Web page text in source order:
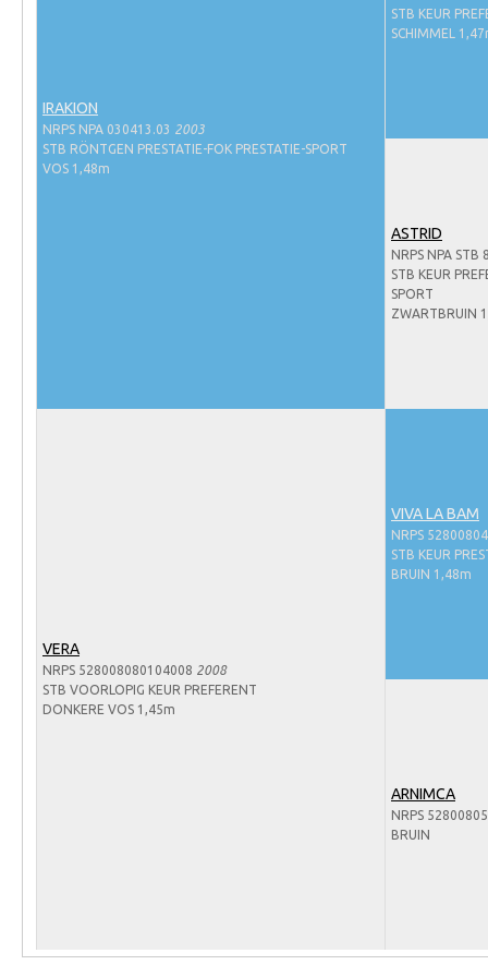
Regionale Keuringen
Informatie aan je paard of pony toevoegen
Onze fokkerij
IRAKION
NRPS NPA 030413.03 2003
STB RÖNTGEN PRESTATIE-FOK PRESTATIE-SPORT
VOS 1,48m
STB KEUR
SCHIMMEL
ASTRID
NRPS NPA STB
STB KEUR
SPORT
ZWARTBRUIN
VERA
NRPS 528008080104008 2008
STB VOORLOPIG KEUR PREFERENT
DONKERE VOS 1,45m
VIVA LA BAM
NRPS
STB KEUR
BRUIN 1,48m
ARNIMCA
NRPS
BRUIN